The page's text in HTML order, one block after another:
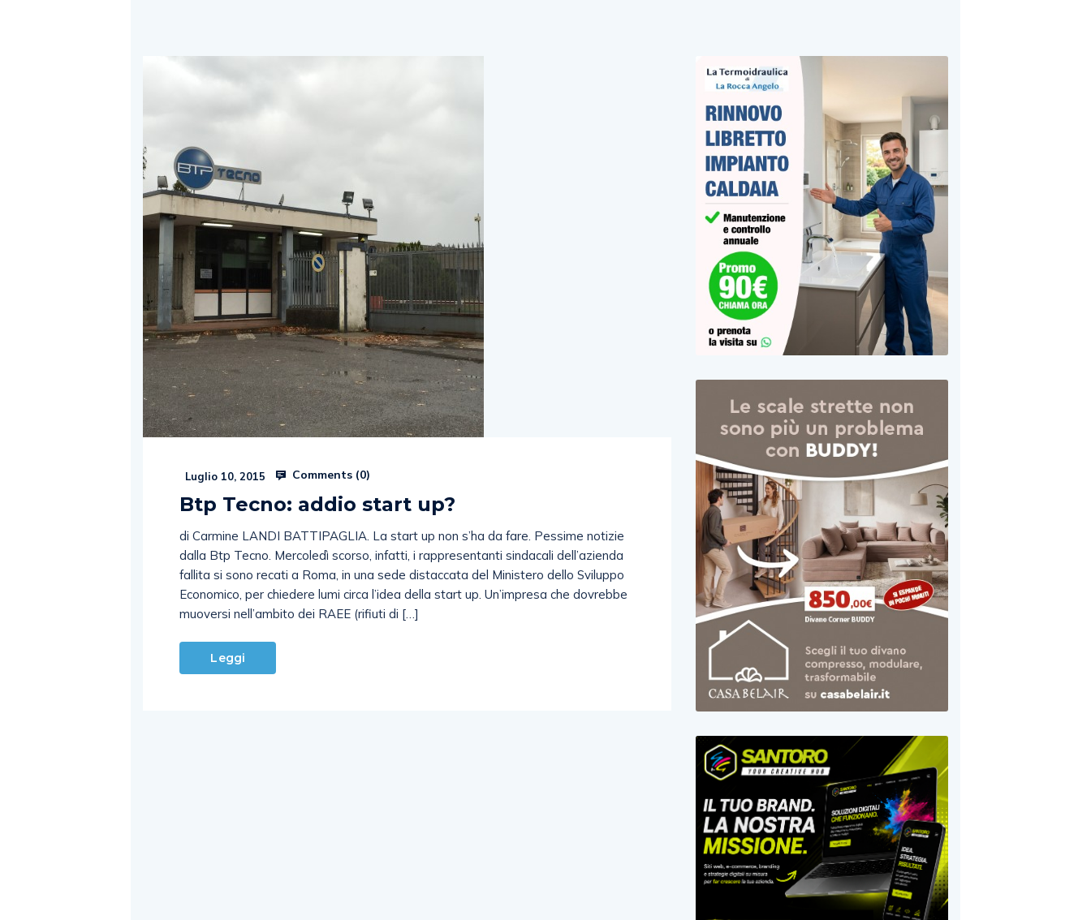
Luglio 10, 2015 Comments (0)
Btp Tecno: addio start up?
di Carmine LANDI BATTIPAGLIA. La start up non s’ha da fare. Pessime notizie
dalla Btp Tecno. Mercoledì scorso, infatti, i rappresentanti sindacali dell’azienda
fallita si sono recati a Roma, in una sede distaccata del Ministero dello Sviluppo
Economico, per chiedere lumi circa l’idea della start up. Un’impresa che dovrebbe
muoversi nell’ambito dei RAEE (rifiuti di […]
Leggi